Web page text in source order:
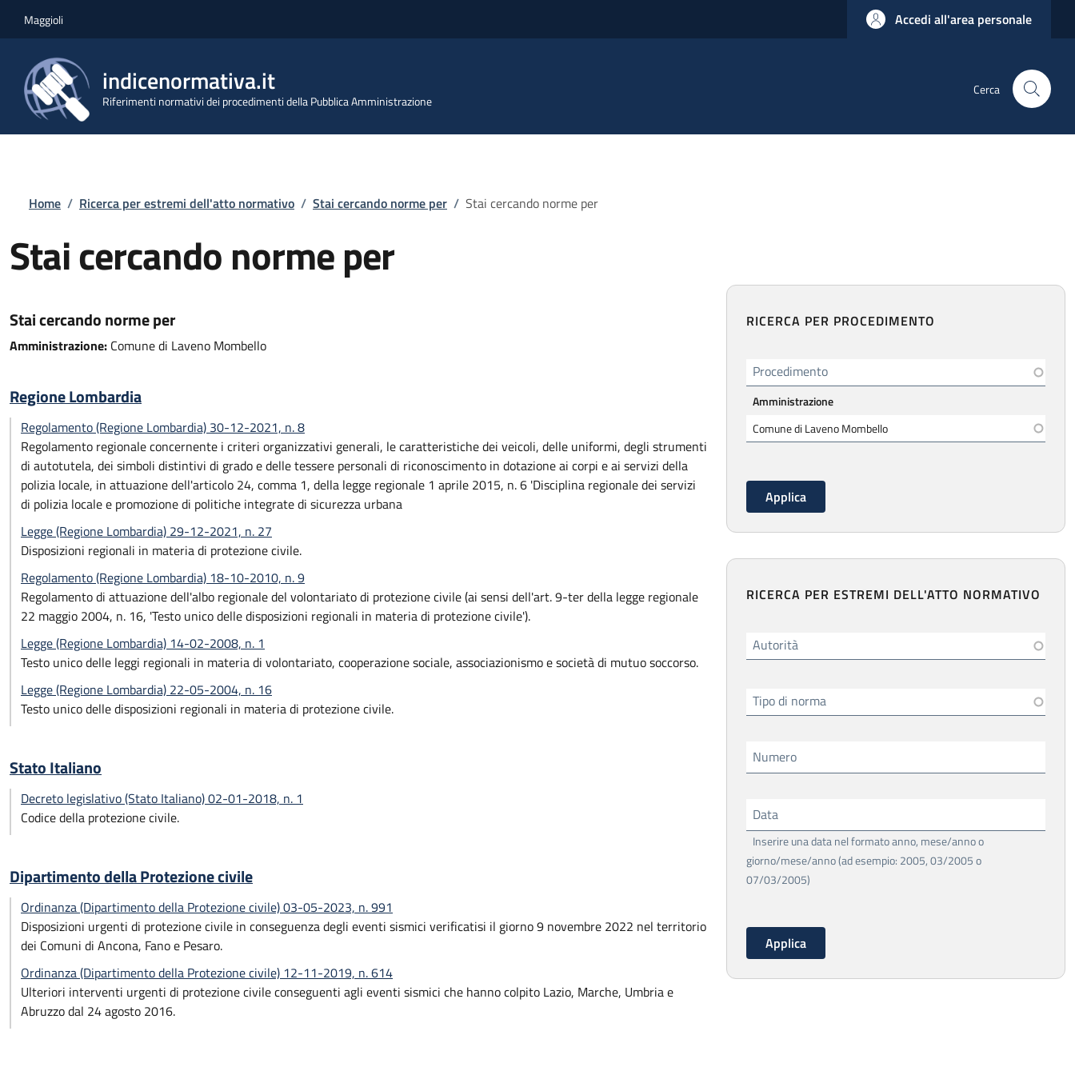
Maggioli Accedi all'area personale
indicenormativa.it
Riferimenti normativi dei procedimenti della Pubblica Amministrazione
Cerca
Briciole di pane
Home / Ricerca per estremi dell'atto normativo / Stai cercando norme per / Stai cercando norme per
Stai cercando norme per
Stai cercando norme per
Amministrazione: Comune di Laveno Mombello
Regione Lombardia
Regolamento (Regione Lombardia) 30-12-2021, n. 8
Regolamento regionale concernente i criteri organizzativi generali, le caratteristiche dei veicoli, delle uniformi, degli strumenti
di autotutela, dei simboli distintivi di grado e delle tessere personali di riconoscimento in dotazione ai corpi e ai servizi della
polizia locale, in attuazione dell'articolo 24, comma 1, della legge regionale 1 aprile 2015, n. 6 'Disciplina regionale dei servizi
di polizia locale e promozione di politiche integrate di sicurezza urbana
Legge (Regione Lombardia) 29-12-2021, n. 27
Disposizioni regionali in materia di protezione civile.
Regolamento (Regione Lombardia) 18-10-2010, n. 9
Regolamento di attuazione dell'albo regionale del volontariato di protezione civile (ai sensi dell'art. 9-ter della legge regionale
22 maggio 2004, n. 16, 'Testo unico delle disposizioni regionali in materia di protezione civile').
Legge (Regione Lombardia) 14-02-2008, n. 1
Testo unico delle leggi regionali in materia di volontariato, cooperazione sociale, associazionismo e società di mutuo soccorso.
Legge (Regione Lombardia) 22-05-2004, n. 16
Testo unico delle disposizioni regionali in materia di protezione civile.
Stato Italiano
Decreto legislativo (Stato Italiano) 02-01-2018, n. 1
Codice della protezione civile.
Dipartimento della Protezione civile
Ordinanza (Dipartimento della Protezione civile) 03-05-2023, n. 991
Disposizioni urgenti di protezione civile in conseguenza degli eventi sismici verificatisi il giorno 9 novembre 2022 nel territorio
dei Comuni di Ancona, Fano e Pesaro.
Ordinanza (Dipartimento della Protezione civile) 12-11-2019, n. 614
Ulteriori interventi urgenti di protezione civile conseguenti agli eventi sismici che hanno colpito Lazio, Marche, Umbria e
Abruzzo dal 24 agosto 2016.
RICERCA PER PROCEDIMENTO
Procedimento
Amministrazione
RICERCA PER ESTREMI DELL'ATTO NORMATIVO
Autorità
Tipo di norma
Numero
Data
Inserire una data nel formato anno, mese/anno o
giorno/mese/anno (ad esempio: 2005, 03/2005 o
07/03/2005)